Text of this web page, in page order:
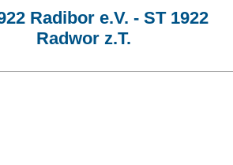
Radibor e.V. - ST 1922
Radwor z.T.